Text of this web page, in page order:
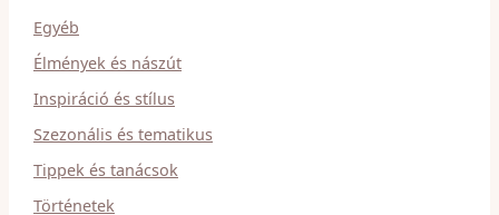
Egyéb
Élmények és nászút
Inspiráció és stílus
Szezonális és tematikus
Tippek és tanácsok
Történetek